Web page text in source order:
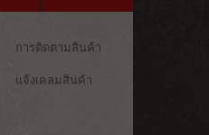
การติดตามสินค้า
แจ้งเคลมสินค้า